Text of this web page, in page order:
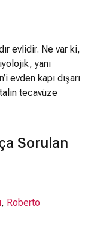
evlidir. Ne var ki,
yani
evden kapı dışarı
tecavüze
Sorulan
, Roberto